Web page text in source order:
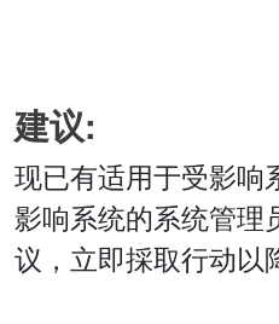
建议:
现已有适用于受影响
影响系统的系统管理
议，立即採取行动以